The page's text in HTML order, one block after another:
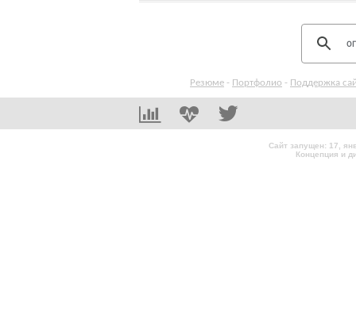
Резюме - Портфолио - Поддержка
Сайт запущен: 17,
Концепция и